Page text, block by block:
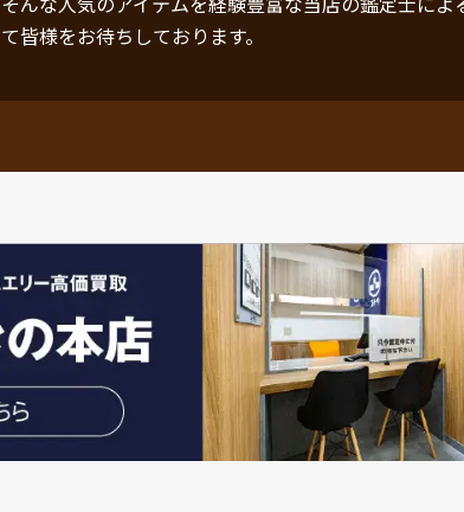
そんな人気のアイテムを経験豊富な当店の鑑定士によ
て皆様をお待ちしております。